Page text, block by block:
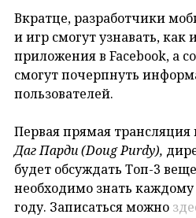
Вкратце, разработчики
и игр смогут узнавать, как
приложения в Facebook, а
смогут почерпнуть
пользователей.
Первая прямая трансляция
Даг Парди (DougPurdy),
будет обсуждать Топ-3
необходимо знать каждому
году. Записаться можно